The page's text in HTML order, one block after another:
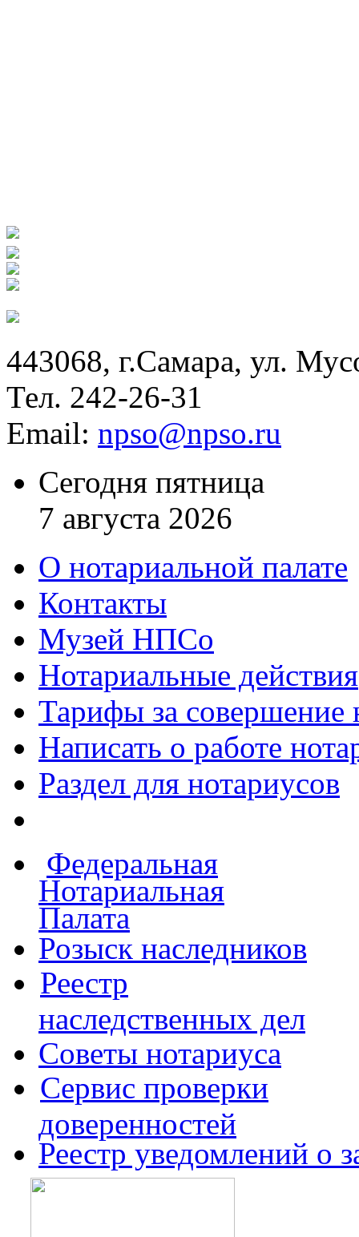
443068, г.Самара, ул.
Тел. 242-26-31
Email: npso@npso.ru
Сегодня пятница
7 августа 2026
О нотариальной палате
Контакты
Музей НПСо
Нотариальные действия
Тарифы за совершение
Написать о работе
Раздел для нотариусов
Федеральная
Нотариальная
Палата
Розыск наследников
Реестр
наследственных дел
Советы нотариуса
Сервис проверки
доверенностей
Реестр уведомлений о